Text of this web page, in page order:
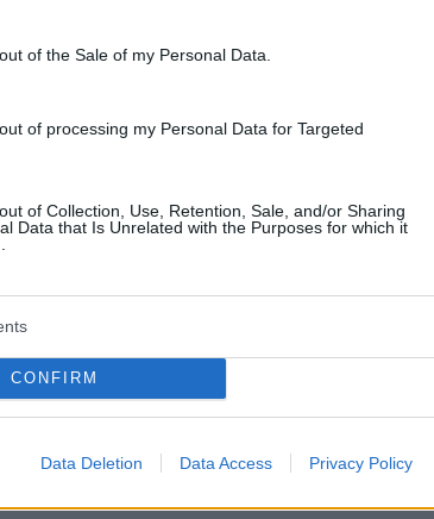
of the Sale of my Personal Data.
of processing my Personal Data for Targeted
of Collection, Use, Retention, Sale, and/or Sharing
Data that Is Unrelated with the Purposes for which it
CONFIRM
Data Deletion Data Access Privacy Policy
A post shared by Will Smith (@willsmith)
Και έκτο νεκρό βρέφος - Η
από τη μητέρα του τελευταίου